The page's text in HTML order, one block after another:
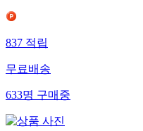
837 적립
무료배송
633명 구매중